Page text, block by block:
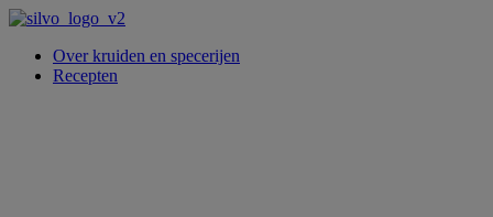
Over kruiden en specerijen
Recepten